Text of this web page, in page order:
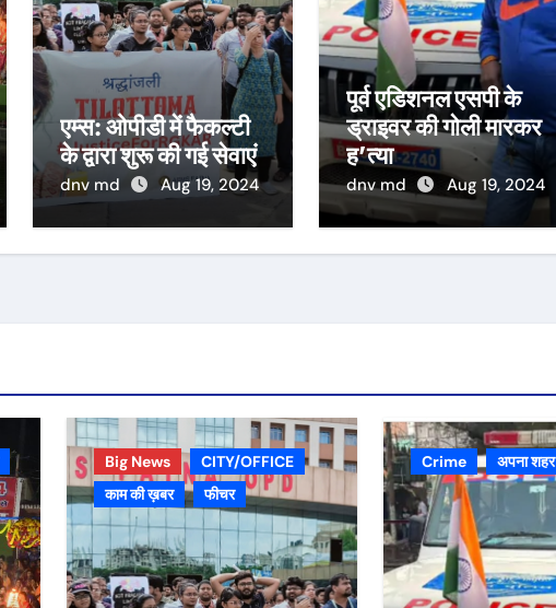
एम्स: ओपीडी में फैकल्टी
के द्वारा शुरू की गई सेवाएं
dnv md Aug 19, 2024
पूर्व एडिशनल एसपी के
ड्राइवर की गोली मारकर
ह’त्या
dnv md Aug 19, 2024
Big News
CITY/OFFICE
काम की ख़बर
फीचर
Crime अपना शहर